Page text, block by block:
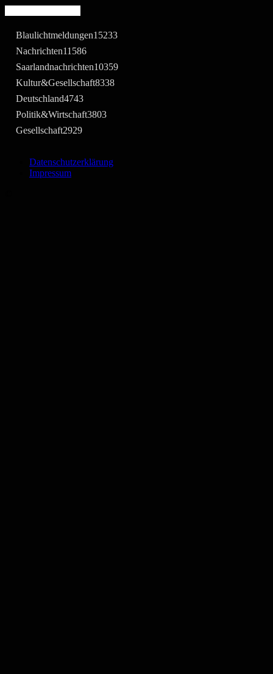
Blaulichtmeldungen15233
Nachrichten11586
Saarlandnachrichten10359
Kultur&Gesellschaft8338
Deutschland4743
Politik&Wirtschaft3803
Gesellschaft2929
Datenschutzerklärung
Impressum